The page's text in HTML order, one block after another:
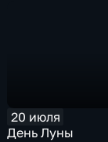
20 июля
День Луны